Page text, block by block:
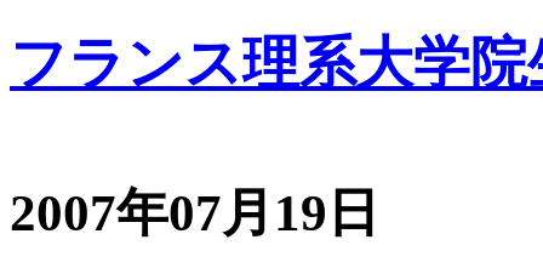
フランス理系大学
2007年07月19日